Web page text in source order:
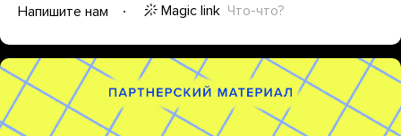
Напишите нам
Magic link Что-что?